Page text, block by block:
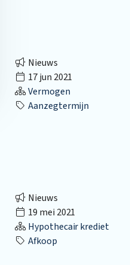
Nieuws
17 jun 2021
Vermogen
Aanzegtermijn
Nieuws
19 mei 2021
Hypothecair krediet
Afkoop